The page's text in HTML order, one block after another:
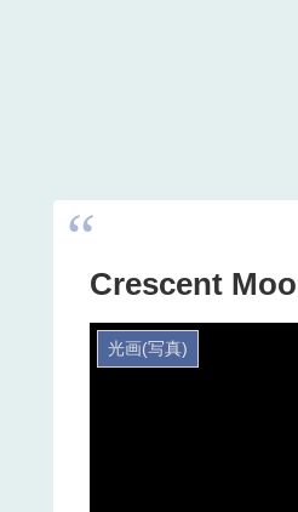
Crescent
光画(写真)